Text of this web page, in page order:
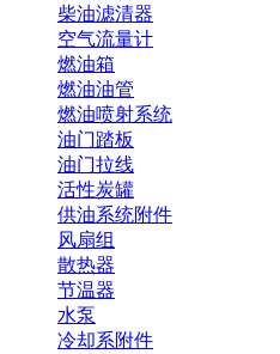
柴油滤清器
空气流量计
燃油箱
燃油油管
燃油喷射系统
油门踏板
油门拉线
活性炭罐
供油系统附件
风扇组
散热器
节温器
水泵
冷却系附件